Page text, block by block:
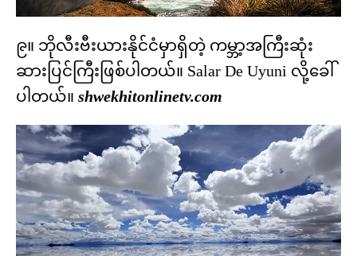
၉။ ဘိုလီးဗီးယားနိုင်ငံမှာရှိတဲ့ ကမ္ဘာ့အကြီးဆုံး
ဆားပြင်ကြီးဖြစ်ပါတယ်။ Salar De Uyuni လို့ခေါ်
ပါတယ်။ shwekhitonlinetv.com